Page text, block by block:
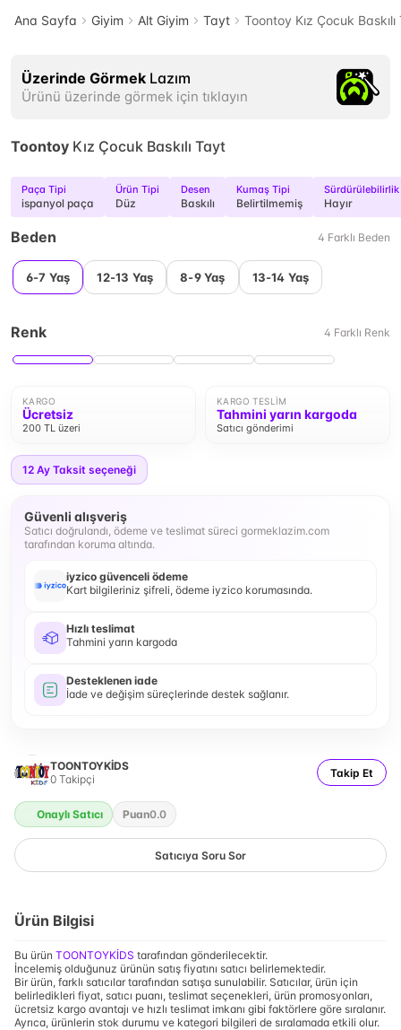
Ana Sayfa Giyim Alt Giyim Tayt Toontoy Kız Çocuk
Üzerinde Görmek Lazım
Ürünü üzerinde görmek için tıklayın
Toontoy Kız Çocuk Baskılı Tayt
Paça Tipi
ispanyol paça
Ürün Tipi
Düz
Desen
Baskılı
Kumaş Tipi
Belirtilmemiş
Sürdürülebilirlik
Hayır
Beden 4 Farklı Beden
6-7 Yaş 12-13 Yaş 8-9 Yaş 13-14 Yaş
Renk 4 Farklı Renk
KARGO
Ücretsiz
200 TL üzeri
KARGO TESLIM
Tahmini yarın kargoda
Satıcı gönderimi
12 Ay Taksit seçeneği
Güvenli alışveriş
Satıcı doğrulandı, ödeme ve teslimat süreci gormeklazim.com
tarafından koruma altında.
iyzico güvenceli ödeme
Kart bilgileriniz şifreli, ödeme iyzico korumasında.
Hızlı teslimat
Tahmini yarın kargoda
Desteklenen iade
İade ve değişim süreçlerinde destek sağlanır.
TOONTOYKİDS
0 Takipçi Takip Et
Onaylı Satıcı Puan0.0
Satıcıya Soru Sor
Ürün Bilgisi
Bu ürün TOONTOYKİDS tarafından gönderilecektir.
İncelemiş olduğunuz ürünün satış fiyatını satıcı belirlemektedir.
Bir ürün, farklı satıcılar tarafından satışa sunulabilir. Satıcılar, ürün için
belirledikleri fiyat, satıcı puanı, teslimat seçenekleri, ürün promosyonları,
ücretsiz kargo avantajı ve hızlı teslimat imkanı gibi faktörlere göre sıralanır.
Ayrıca, ürünlerin stok durumu ve kategori bilgileri de sıralamada etkili olur.